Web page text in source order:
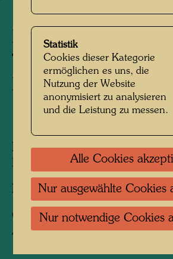
Hundertwasser auf
Terrasse des
Hauses
Personen am Foto:
Hundertwasser
Fotograf: Alfred Schmid
Copyright:Alfred Schmid /
Archiv
Statistik
Cookies dieser Kategorie
ermöglichen es uns, die
Nutzung der Website
anonymisiert zu analysieren
und die Leistung zu messen.
Alle Cookies
Nur ausgewählte Cookies
Nur notwendige Cookies